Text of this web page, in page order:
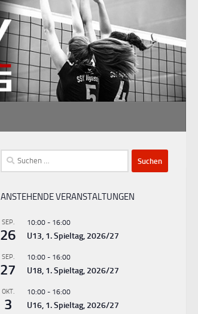
Suchen
nach:
ANSTEHENDE VERANSTALTUNGEN
SEP.
26
10:00 - 16:00
U13, 1. Spieltag, 2026/27
SEP.
27
10:00 - 16:00
U18, 1. Spieltag, 2026/27
OKT.
3
10:00 - 16:00
U16, 1. Spieltag, 2026/27